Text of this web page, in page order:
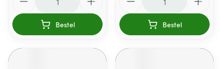
Bestel Bestel